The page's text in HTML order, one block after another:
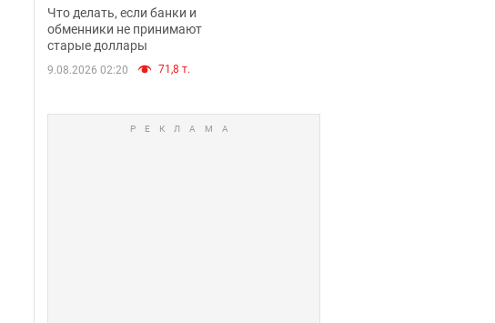
принимают ли
обменники и банки
такие купюры
Что делать, если банки и
обменники не принимают
старые доллары
9.08.2026 02:20 71,8 т.